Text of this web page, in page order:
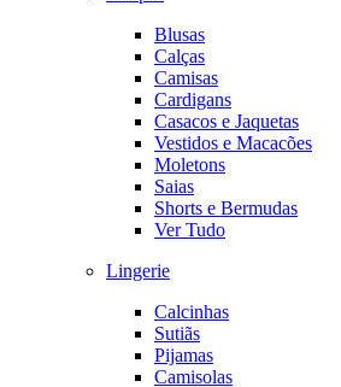
Blusas
Calças
Camisas
Cardigans
Casacos e Jaquetas
Vestidos e Macacões
Moletons
Saias
Shorts e Bermudas
Ver Tudo
Lingerie
Calcinhas
Sutiãs
Pijamas
Camisolas